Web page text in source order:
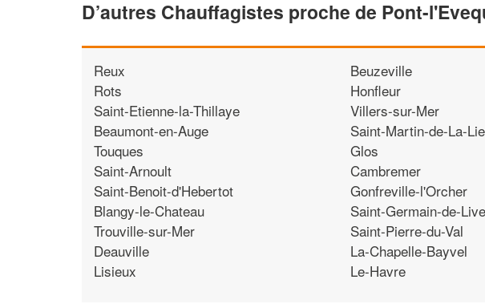
D’autres Chauffagistes proche de Pont-
Reux
Rots
Saint-Etienne-la-Thillaye
Beaumont-en-Auge
Touques
Saint-Arnoult
Saint-Benoit-d'Hebertot
Blangy-le-Chateau
Trouville-sur-Mer
Deauville
Lisieux
Beuzeville
Honfleur
Villers-sur-Mer
Saint-Martin-de-La-
Glos
Cambremer
Gonfreville-l'Orcher
Saint-Germain-de-
Saint-Pierre-du-Val
La-Chapelle-Bayvel
Le-Havre